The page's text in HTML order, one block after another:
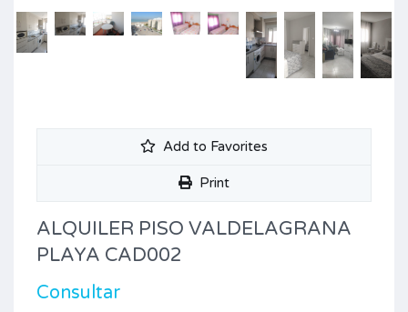
Add to Favorites
Print
ALQUILER PISO VALDELAGRANA
PLAYA CAD002
Consultar